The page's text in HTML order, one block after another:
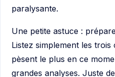
paralysante.
Une petite astuce :
Listez simplement les trois
pèsent le plus en ce
grandes analyses. Juste